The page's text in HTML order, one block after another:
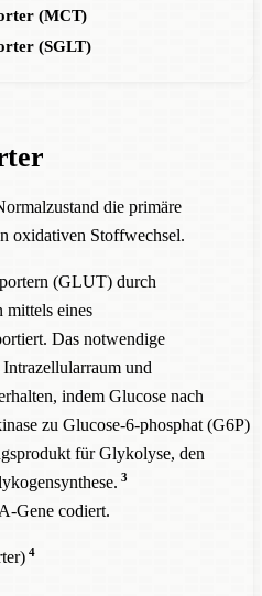
(MCT)
(SGLT)
die primäre
oxidativen Stoffwechsel.
(GLUT) durch
mittels eines
Das notwendige
und
indem Glucose nach
zu Glucose-6-phosphat (G6P)
für Glykolyse, den
3
Gene codiert.
4